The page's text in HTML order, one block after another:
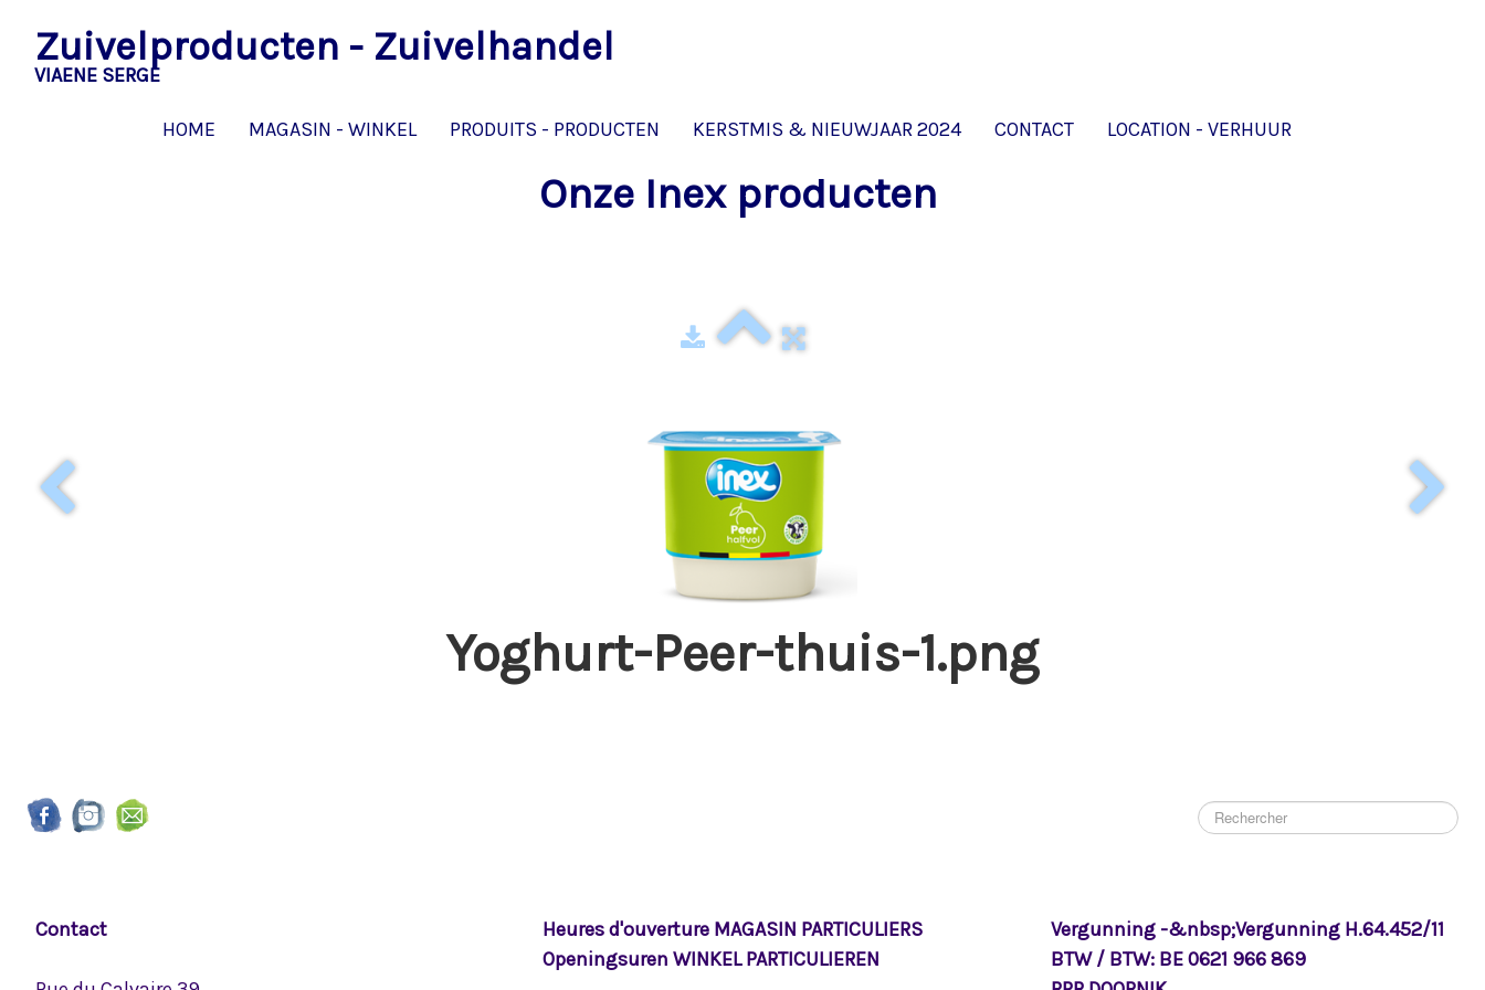
Zuivelproducten - Zuivelhandel
VIAENE SERGE
HOME MAGASIN - WINKEL PRODUITS - PRODUCTEN KERSTMIS & NIEUWJAAR 2024 CONTACT LOCATION - VERHUUR
Les produits Inex
Onze Inex producten
Yoghurt-Peer-thuis-1.png
Contact
Heures d'ouverture MAGASIN PARTICULIERS
Openingsuren WINKEL PARTICULIEREN
Vergunning -&nbsp;Vergunning H.64.452/11
BTW / BTW: BE 0621 966 869